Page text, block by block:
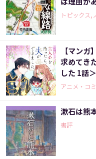
トピックス,
【マン
求めてき
した 1話＞
アニメ・コ
漱石は熊
書評